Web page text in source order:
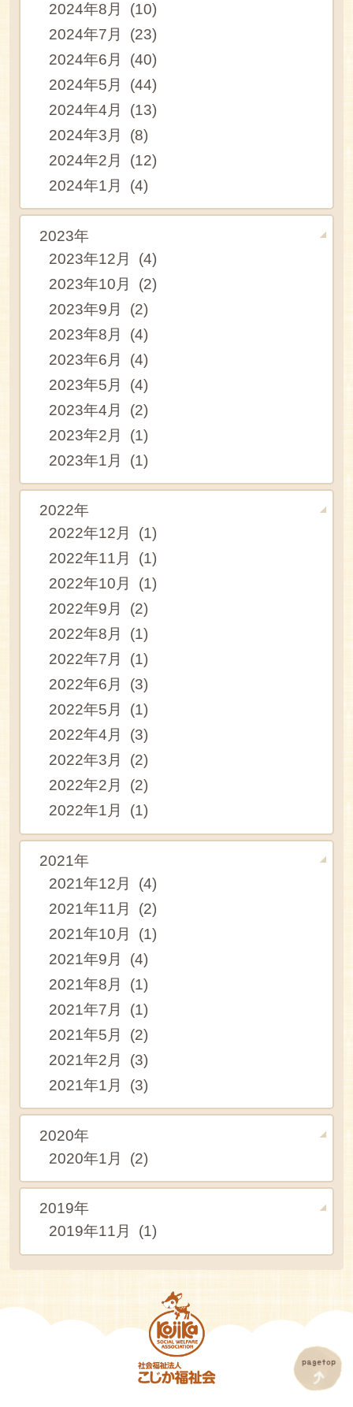
2024年8月 (10)
2024年7月 (23)
2024年6月 (40)
2024年5月 (44)
2024年4月 (13)
2024年3月 (8)
2024年2月 (12)
2024年1月 (4)
2023年
2023年12月 (4)
2023年10月 (2)
2023年9月 (2)
2023年8月 (4)
2023年6月 (4)
2023年5月 (4)
2023年4月 (2)
2023年2月 (1)
2023年1月 (1)
2022年
2022年12月 (1)
2022年11月 (1)
2022年10月 (1)
2022年9月 (2)
2022年8月 (1)
2022年7月 (1)
2022年6月 (3)
2022年5月 (1)
2022年4月 (3)
2022年3月 (2)
2022年2月 (2)
2022年1月 (1)
2021年
2021年12月 (4)
2021年11月 (2)
2021年10月 (1)
2021年9月 (4)
2021年8月 (1)
2021年7月 (1)
2021年5月 (2)
2021年2月 (3)
2021年1月 (3)
2020年
2020年1月 (2)
2019年
2019年11月 (1)